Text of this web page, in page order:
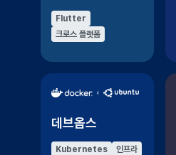
Flutter
크로스 플랫폼
데브옵스
Kubernetes 인프라